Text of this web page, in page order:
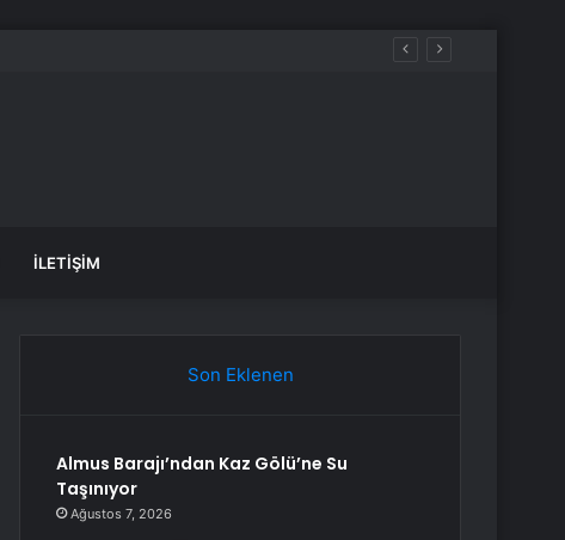
İLETIŞIM
Son Eklenen
Almus Barajı’ndan Kaz Gölü’ne Su
Taşınıyor
Ağustos 7, 2026